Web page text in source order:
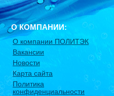
О КОМПАНИИ:
О компании ПОЛИТЭК
Вакансии
Новости
Карта сайта
Политика
конфиденциальности